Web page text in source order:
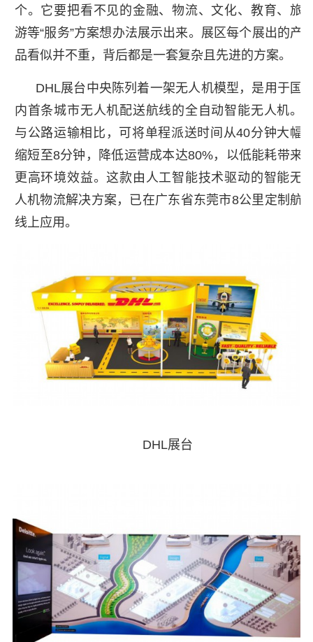
个。它要把看不见的金融、物流、文化、教育、旅
游等“服务”方案想办法展示出来。展区每个展出的产
品看似并不重，背后都是一套复杂且先进的方案。
DHL展台中央陈列着一架无人机模型，是用于国
内首条城市无人机配送航线的全自动智能无人机。
与公路运输相比，可将单程派送时间从40分钟大幅
缩短至8分钟，降低运营成本达80%，以低能耗带来
更高环境效益。这款由人工智能技术驱动的智能无
人机物流解决方案，已在广东省东莞市8公里定制航
线上应用。
DHL展台